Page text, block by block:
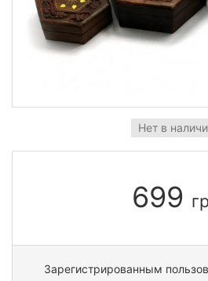
Нет в
699
Зарегистрированным